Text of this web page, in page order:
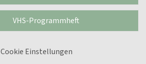
VHS-Programmheft
Cookie Einstellungen